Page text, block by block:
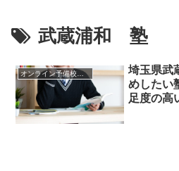
武蔵浦和 塾
オンライン予備校・塾の活用法
埼玉県武
めしたい
足度の高